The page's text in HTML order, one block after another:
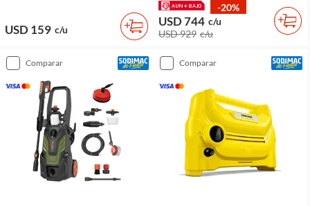
USD 159 c/u
-20%
USD 744 c/u
USD 929 c/u
comparar comparar